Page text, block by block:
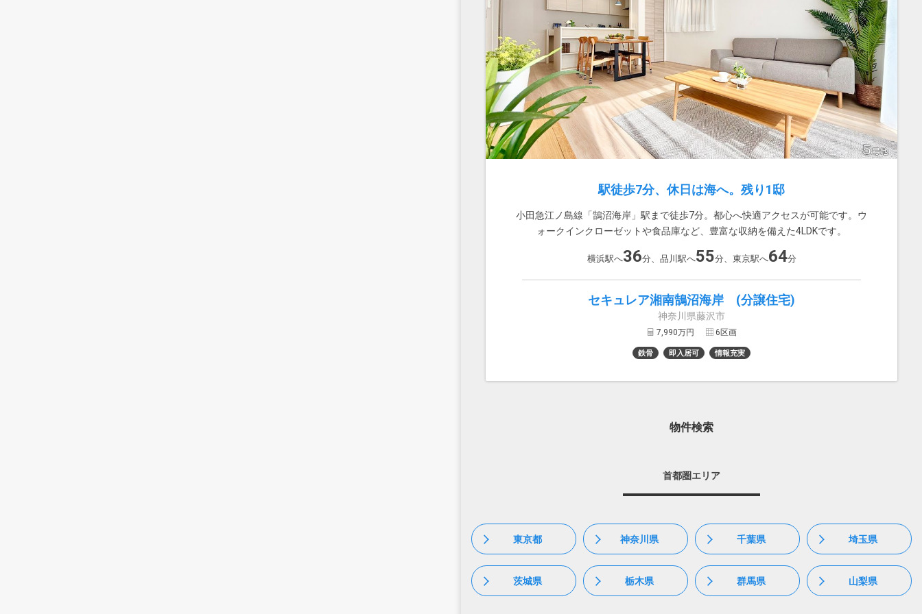
駅徒歩7分、休日は海へ。残り1邸
小田急江ノ島線「鵠沼海岸」駅まで徒歩7分。都心へ快適アクセスが可能です。ウ
ォークインクローゼットや食品庫など、豊富な収納を備えた4LDKです。
横浜駅へ36分、品川駅へ55分、東京駅へ64分
セキュレア湘南鵠沼海岸 (分譲住宅)
神奈川県藤沢市
7,990万円 6区画
鉄骨 即入居可 情報充実
物件検索
首都圏エリア
東京都 神奈川県 千葉県 埼玉県
茨城県 栃木県 群馬県 山梨県